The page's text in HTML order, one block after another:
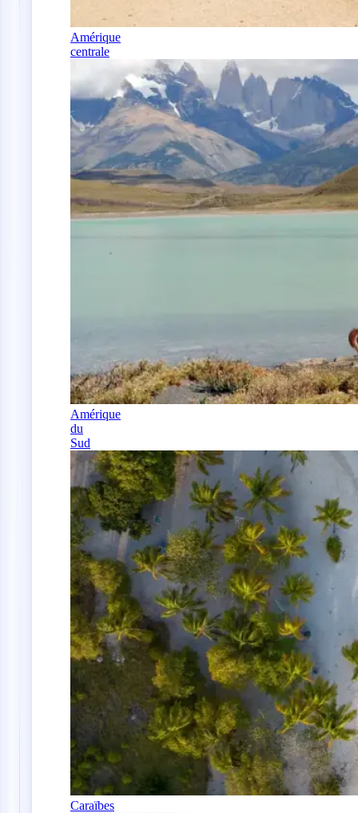
Amérique
centrale
Amérique
du
Sud
Caraïbes